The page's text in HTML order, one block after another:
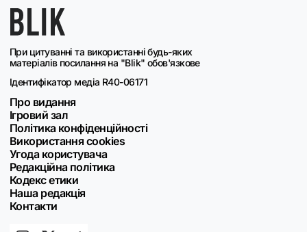
При цитуванні та використанні будь-яких
матеріалів посилання на "Blik" обов'язкове
Ідентифікатор медіа R40-06171
Про видання
Ігровий зал
Політика конфіденційності
Використання cookies
Угода користувача
Редакційна політика
Кодекс етики
Наша редакція
Контакти